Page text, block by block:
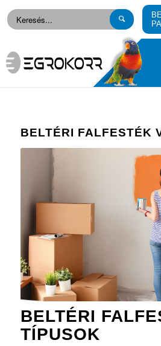
BELTÉRI FALFESTÉK
BELTÉRI
TÍPUSOK